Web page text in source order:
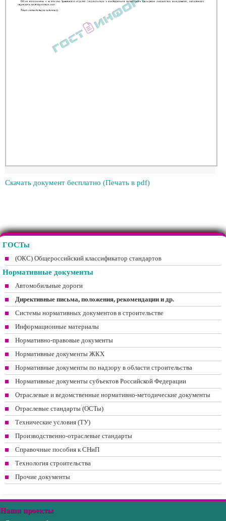
Скачать документ бесплатно (Печать в pdf)
ГОСТы
(ОКС) Общероссийский классификатор стандартов
Нормативные документы
Автомобильные дороги
Директивные письма, положения, рекомендации и др.
Системы нормативных документов в строительстве
Информационные материалы
Нормативно-правовые документы
Нормативные документы ЖКХ
Нормативные документы по надзору в области строительства
Нормативные документы субъектов Российской Федерации
Отраслевые и ведомственные нормативно-методические документы
Отраслевые стандарты (ОСТы)
Технические условия (ТУ)
Производственно-отраслевые стандарты
Справочные пособия к СНиП
Технология строительства
Прочие документы
Наши проекты